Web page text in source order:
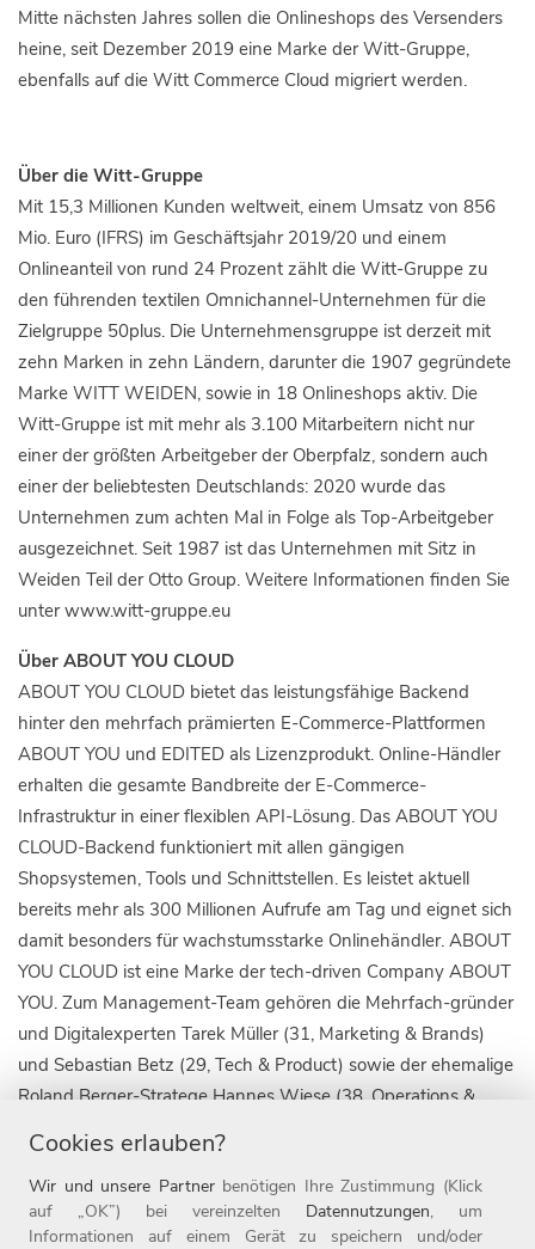
Mitte nächsten Jahres sollen die Onlineshops des Versenders
heine, seit Dezember 2019 eine Marke der Witt-Gruppe,
ebenfalls auf die Witt Commerce Cloud migriert werden.
Über die Witt-Gruppe
Mit 15,3 Millionen Kunden weltweit, einem Umsatz von 856
Mio. Euro (IFRS) im Geschäftsjahr 2019/20 und einem
Onlineanteil von rund 24 Prozent zählt die Witt-Gruppe zu
den führenden textilen Omnichannel-Unternehmen für die
Zielgruppe 50plus. Die Unternehmensgruppe ist derzeit mit
zehn Marken in zehn Ländern, darunter die 1907 gegründete
Marke WITT WEIDEN, sowie in 18 Onlineshops aktiv. Die
Witt-Gruppe ist mit mehr als 3.100 Mitarbeitern nicht nur
einer der größten Arbeitgeber der Oberpfalz, sondern auch
einer der beliebtesten Deutschlands: 2020 wurde das
Unternehmen zum achten Mal in Folge als Top-Arbeitgeber
ausgezeichnet. Seit 1987 ist das Unternehmen mit Sitz in
Weiden Teil der Otto Group. Weitere Informationen finden Sie
unter www.witt-gruppe.eu
Über ABOUT YOU CLOUD
ABOUT YOU CLOUD bietet das leistungsfähige Backend
hinter den mehrfach prämierten E-Commerce-Plattformen
ABOUT YOU und EDITED als Lizenzprodukt. Online-Händler
erhalten die gesamte Bandbreite der E-Commerce-
Infrastruktur in einer flexiblen API-Lösung. Das ABOUT YOU
CLOUD-Backend funktioniert mit allen gängigen
Shopsystemen, Tools und Schnittstellen. Es leistet aktuell
bereits mehr als 300 Millionen Aufrufe am Tag und eignet sich
damit besonders für wachstumsstarke Onlinehändler. ABOUT
YOU CLOUD ist eine Marke der tech-driven Company ABOUT
YOU. Zum Management-Team gehören die Mehrfach-gründer
und Digitalexperten Tarek Müller (31, Marketing & Brands)
und Sebastian Betz (29, Tech & Product) sowie der ehemalige
Roland Berger-Stratege Hannes Wiese (38, Operations &
Geburtstag, wurde bereits mehrfach ausgezeichnet und
gehört zu den am schnellsten wachsenden E-Commerce-
Unternehmen Europas.
Cookies erlauben?
Wir und unsere Partnerbenötigen Ihre Zustimmung (Klick
auf „OK”) bei vereinzelten Datennutzungen, um
Informationen auf einem Gerät zu speichern und/oder